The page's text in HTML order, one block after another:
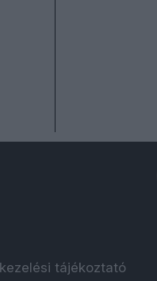
tájékoztató